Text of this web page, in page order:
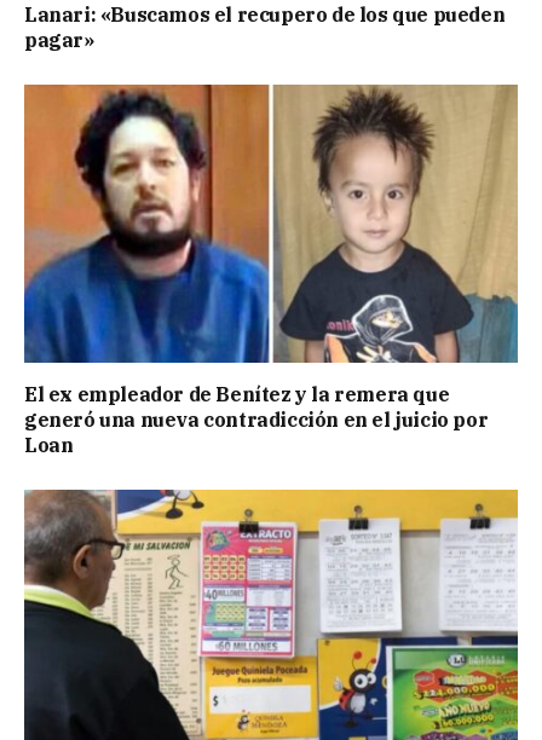
Lanari: «Buscamos el recupero de los que pueden
pagar»
El ex empleador de Benítez y la remera que
generó una nueva contradicción en el juicio por
Loan